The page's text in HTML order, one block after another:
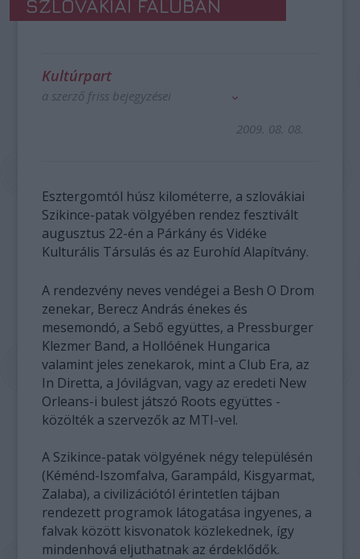
SZLOVÁKIAI FALUBAN
Kultúrpart
a szerző friss bejegyzései
2009. 08. 08.
Esztergomtól húsz kilométerre, a szlovákiai
Szikince-patak völgyében rendez fesztivált
augusztus 22-én a Párkány és Vidéke
Kulturális Társulás és az Eurohíd Alapítvány.
A rendezvény neves vendégei a Besh O Drom
zenekar, Berecz András énekes és
mesemondó, a Sebő együttes, a Pressburger
Klezmer Band, a Hollóének Hungarica
valamint jeles zenekarok, mint a Club Era, az
In Diretta, a Jóvilágvan, vagy az eredeti New
Orleans-i bulest játszó Roots együttes -
közölték a szervezők az MTI-vel.
A Szikince-patak völgyének négy településén
(Kéménd-Iszomfalva, Garampáld, Kisgyarmat,
Zalaba), a civilizációtól érintetlen tájban
rendezett programok látogatása ingyenes, a
falvak között kisvonatok közlekednek, így
mindenhová eljuthatnak az érdeklődők.